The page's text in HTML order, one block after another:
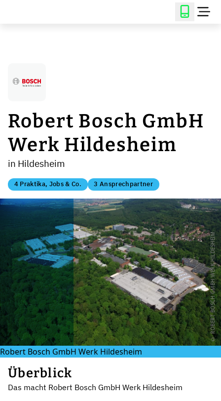
Robert Bosch GmbH
Werk Hildesheim
in Hildesheim
4 Praktika, Jobs & Co. 3 Ansprechpartner
© ROBERT BOSCH GMBH WERK HILDESHEIM
Robert Bosch GmbH Werk Hildesheim
Überblick
Das macht Robert Bosch GmbH Werk Hildesheim